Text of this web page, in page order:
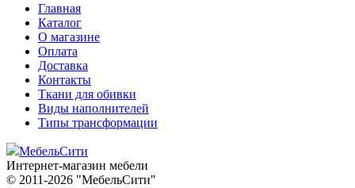
Главная
Каталог
О магазине
Оплата
Доставка
Контакты
Ткани для обивки
Виды наполнителей
Типы трансформации
МебельСити
Интернет-магазин мебели
© 2011-2026 "МебельСити"